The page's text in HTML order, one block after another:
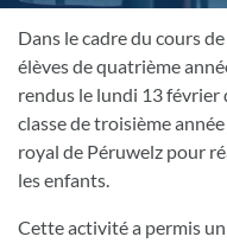
Dans le cadre du cours
élèves de quatrième
rendus le lundi 13 février
classe de troisième
royal de Péruwelz pour
les enfants.
Cette activité a permis